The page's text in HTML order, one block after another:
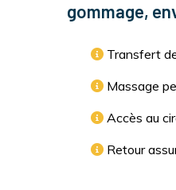
gommage,
Transfert
Massage
Accès au
Retour